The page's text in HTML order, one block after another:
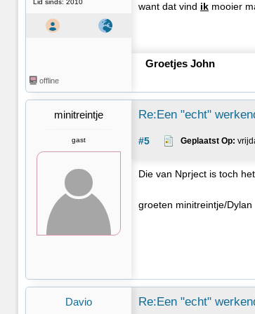
Lid sinds: 2010
offline
want dat vind ik mooier
Groetjes John
minitreintje
gast
Re:Een "echt"
#5 Geplaatst Op:
Die van Nprject is toch
groeten minitreintje/Dylan
Davio Re:Een "echt"